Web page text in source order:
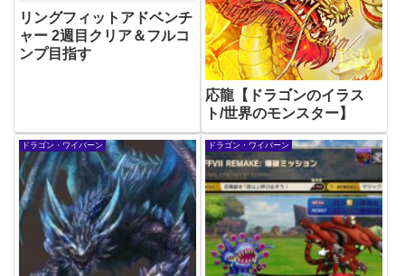
リングフィットアドベンチ
ャー 2週目クリア＆フルコ
ンプ目指す
応龍【ドラゴンのイラス
ト/世界のモンスター】
ドラゴン・ワイバーン ドラゴン・ワイバーン